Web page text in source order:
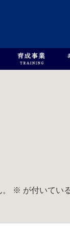
※ が付いてい